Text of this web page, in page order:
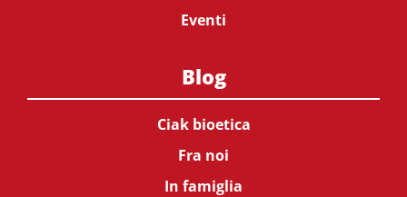
Eventi
Blog
Ciak bioetica
Fra noi
In famiglia